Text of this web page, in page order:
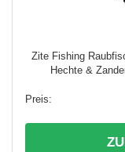
Zite Fishing
Hechte &